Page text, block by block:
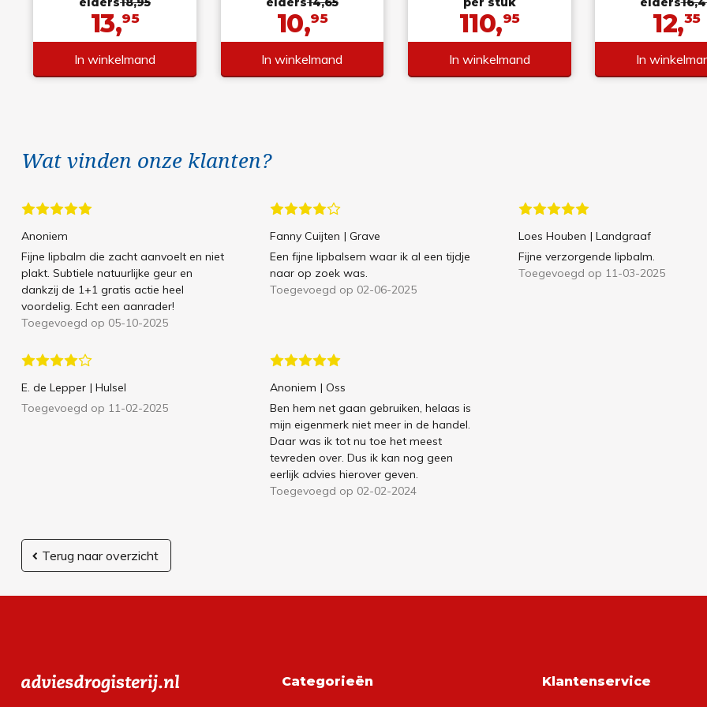
13,95
In winkelmand
10,95
In winkelmand
110,95
In winkelmand
12,35
In
Wat vinden onze klanten?
Anoniem
Fijne lipbalm die zacht aanvoelt en niet
plakt. Subtiele natuurlijke geur en
dankzij de 1+1 gratis actie heel
voordelig. Echt een aanrader!
Toegevoegd op 05-10-2025
Fanny Cuijten | Grave
Een fijne lipbalsem waar ik al een tijdje
naar op zoek was.
Toegevoegd op 02-06-2025
Loes Houben | Landgraaf
Fijne verzorgende lipbalm.
Toegevoegd op 11-03-2025
E. de Lepper | Hulsel
Toegevoegd op 11-02-2025
Anoniem | Oss
Ben hem net gaan gebruiken, helaas is
mijn eigenmerk niet meer in de handel.
Daar was ik tot nu toe het meest
tevreden over. Dus ik kan nog geen
eerlijk advies hierover geven.
Toegevoegd op 02-02-2024
Terug naar overzicht
Categorieën Klantenservice